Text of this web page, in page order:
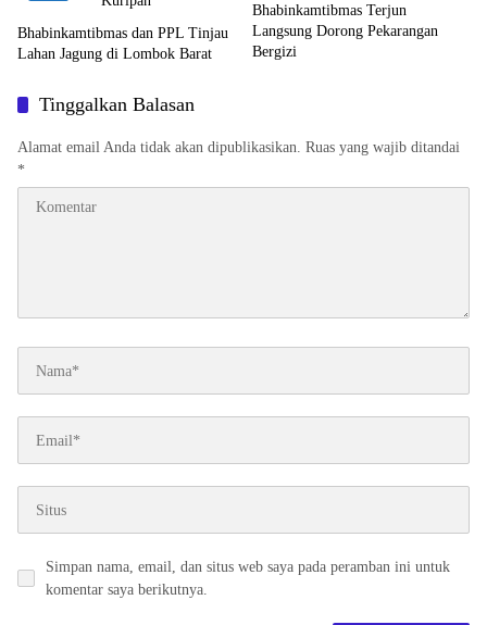
Bhabinkamtibmas dan PPL Tinjau
Lahan Jagung di Lombok Barat
Bhabinkamtibmas Terjun
Langsung Dorong Pekarangan
Bergizi
Tinggalkan Balasan
Alamat email Anda tidak akan dipublikasikan. Ruas yang wajib ditandai
*
Simpan nama, email, dan situs web saya pada peramban ini untuk
komentar saya berikutnya.